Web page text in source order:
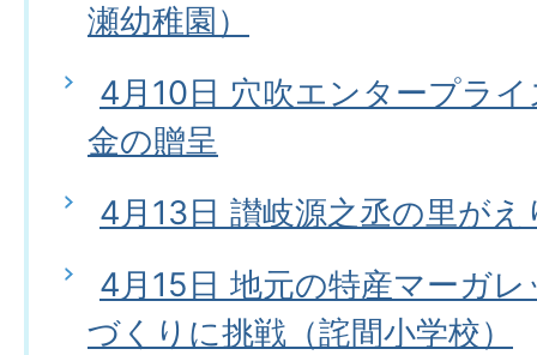
瀬幼稚園）
4月10日 穴吹エンタープラ
金の贈呈
4月13日 讃岐源之丞の里がえ
4月15日 地元の特産マーガ
づくりに挑戦（詫間小学校）